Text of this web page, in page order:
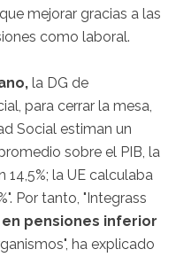
mejorar gracias a las
como laboral.
la DG de
para cerrar la mesa,
Social estiman un
sobre el PIB, la
14,5%; la UE calculaba
Por tanto, "Integrass
pensiones inferior
ha explicado